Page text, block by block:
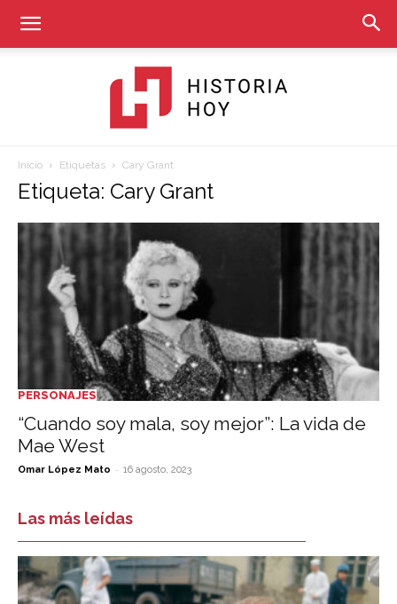
Inicio Etiquetas Cary Grant
Etiqueta: Cary Grant
PERSONAJES
“Cuando soy mala, soy mejor”: La vida de
Mae West
Omar López Mato - 16 agosto, 2023
Las más leídas